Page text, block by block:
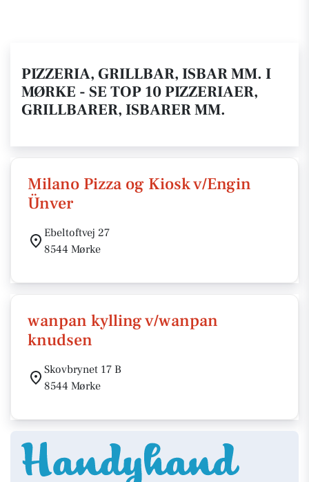
PIZZERIA, GRILLBAR, ISBAR MM. I
MØRKE - SE TOP 10 PIZZERIAER,
GRILLBARER, ISBARER MM.
Milano Pizza og Kiosk v/Engin
Ünver
Ebeltoftvej 27
8544 Mørke
wanpan kylling v/wanpan
knudsen
Skovbrynet 17 B
8544 Mørke